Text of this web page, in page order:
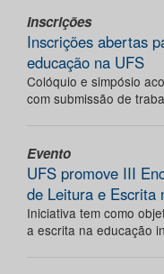
Inscrições
Inscrições abertas
educação na UFS
Colóquio e simpósio
com submissão de
Evento
UFS promove III
de Leitura e Escrita
Iniciativa tem como
a escrita na educação